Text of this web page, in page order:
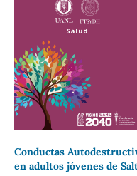
Conductas
en adultos jóvenes de